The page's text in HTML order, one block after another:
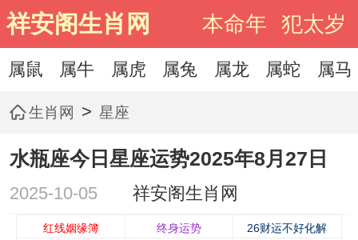
祥安阁生肖网 本命年 犯太岁
属鼠 属牛 属虎 属兔 属龙 属蛇 属马
生肖网 > 星座
水瓶座今日星座运势2025年8月27日
2025-10-05 祥安阁生肖网
红线姻缘簿 终身运势
26财运不好化解